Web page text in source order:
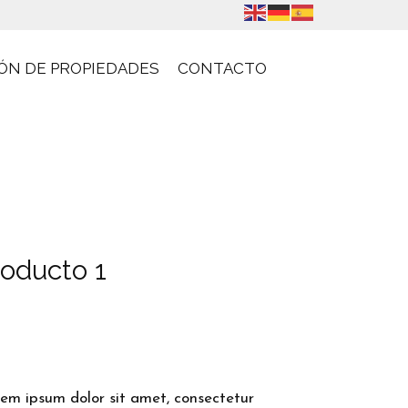
DE PROPIEDADES CONTACTO
1
ipsum dolor sit amet, consectetur